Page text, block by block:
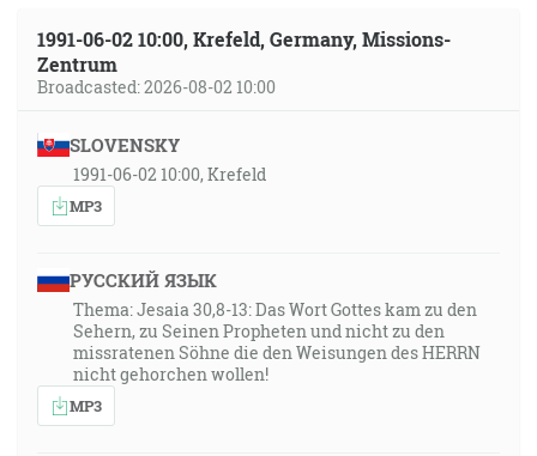
1991-06-02 10:00, Krefeld, Germany, Missions-
Zentrum
Broadcasted: 2026-08-02 10:00
SLOVENSKY
1991-06-02 10:00, Krefeld
MP3
РУССКИЙ ЯЗЫК
Thema: Jesaia 30,8-13: Das Wort Gottes kam zu den
Sehern, zu Seinen Propheten und nicht zu den
missratenen Söhne die den Weisungen des HERRN
nicht gehorchen wollen!
MP3